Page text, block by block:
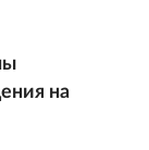
на